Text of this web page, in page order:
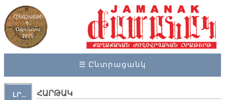
Հինգշաբթի
6,
Օգոստոս
2026
☰ Ընտրացանկ
ԼՐԱՀՈՍ ՀԱՐԹԱԿ